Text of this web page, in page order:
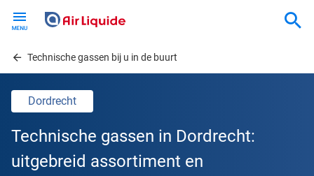
contentTechnische gassen bij u in de buurt
Dordrecht
Technische gassen in Dordrecht:
uitgebreid assortiment en